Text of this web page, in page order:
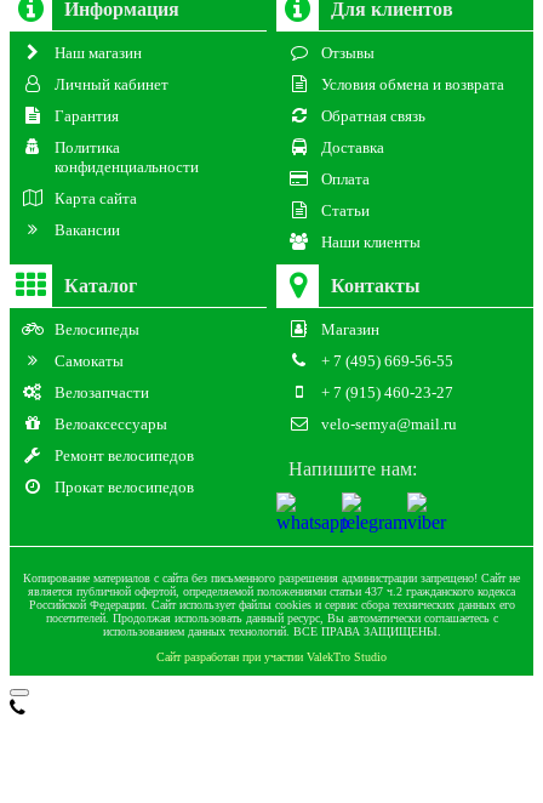
Информация
Наш магазин
Личный кабинет
Гарантия
Политика
конфиденциальности
Карта сайта
Вакансии
Для клиентов
Отзывы
Условия обмена и возврата
Обратная связь
Доставка
Оплата
Статьи
Наши клиенты
Каталог
Велосипеды
Самокаты
Велозапчасти
Велоаксессуары
Ремонт велосипедов
Прокат велосипедов
Контакты
Магазин
+ 7 (495) 669-56-55
+ 7 (915) 460-23-27
velo-semya@mail.ru
Напишите нам:
Копирование материалов с сайта без письменного разрешения администрации запрещено! Сайт не
является публичной офертой, определяемой положениями статьи 437 ч.2 гражданского кодекса
Российской Федерации. Сайт использует файлы cookies и сервис сбора технических данных его
посетителей. Продолжая использовать данный ресурс, Вы автоматически соглашаетесь с
использованием данных технологий. ВСЕ ПРАВА ЗАЩИЩЕНЫ.
Сайт разработан при участии ValekTro Studio